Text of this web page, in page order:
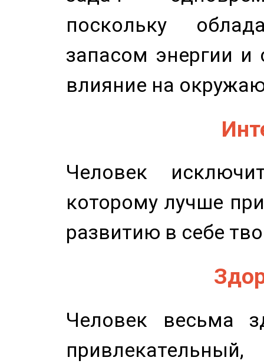
поскольку
запасом энергии и
влияние на
Человек
которому лучше
развитию в себе
Человек весьма